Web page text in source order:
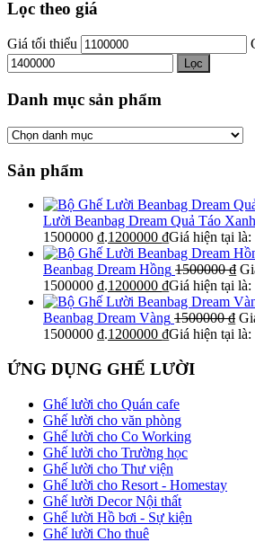
Lọc theo giá
Giá tối thiểu
Lọc
Danh mục sản phẩm
Sản phẩm
Lười Beanbag Dream Quả Táo Xanh
1500000 ₫.1200000 ₫Giá hiện tại là:
Beanbag Dream Hồng 1500000₫
1500000 ₫.1200000 ₫Giá hiện tại là:
Beanbag Dream Vàng 1500000₫
1500000 ₫.1200000 ₫Giá hiện tại là:
ỨNG DỤNG GHẾ LƯỜI
Ghế lười cho Quán cafe
Ghế lười cho văn phòng
Ghế lười cho Co Working
Ghế lười cho Trường học
Ghế lười cho Thư viện
Ghế lười cho Resort - Homestay
Ghế lười Decor Nội thất
Ghế lười Hồ bơi - Sự kiện
Ghế lười Cho thuê